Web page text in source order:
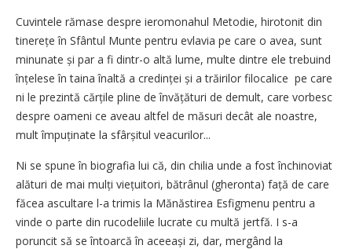
Cuvintele rămase despre ieromonahul Metodie, hirotonit din
tinerețe în Sfântul Munte pentru evlavia pe care o avea, sunt
minunate și par a fi dintr-o altă lume, multe dintre ele trebuind
înțe­lese în taina înaltă a credinței și a trăirilor filocalice pe care
ni le prezintă cărțile pline de învățături de demult, care vorbesc
despre oameni ce aveau altfel de măsuri decât ale noastre,
mult împuținate la sfâr­șitul veacurilor...
Ni se spune în biografia lui că, din chilia unde a fost închinoviat
alături de mai mulți viețuitori, bătrânul (gheronta) față de care
făcea ascultare l-a trimis la Mănăstirea Esfigmenu pentru a
vinde o parte din rucodeliile lucrate cu multă jertfă. I s-a
poruncit să se întoarcă în aceeași zi, dar, mergând la